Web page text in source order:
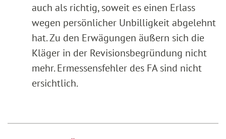
auch als richtig, soweit es einen Erlass
wegen persönlicher Unbilligkeit abgelehnt
hat. Zu den Erwägungen äußern sich die
Kläger in der Revisionsbegründung nicht
mehr. Ermessensfehler des FA sind nicht
ersichtlich.